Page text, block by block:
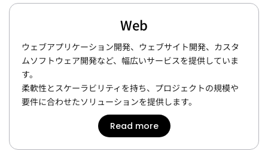
Web
ウェブアプリケーション開発、ウェブサイト開発、カスタ
ムソフトウェア開発など、幅広いサービスを提供していま
す。
柔軟性とスケーラビリティを持ち、プロジェクトの規模や
要件に合わせたソリューションを提供します。
Read more